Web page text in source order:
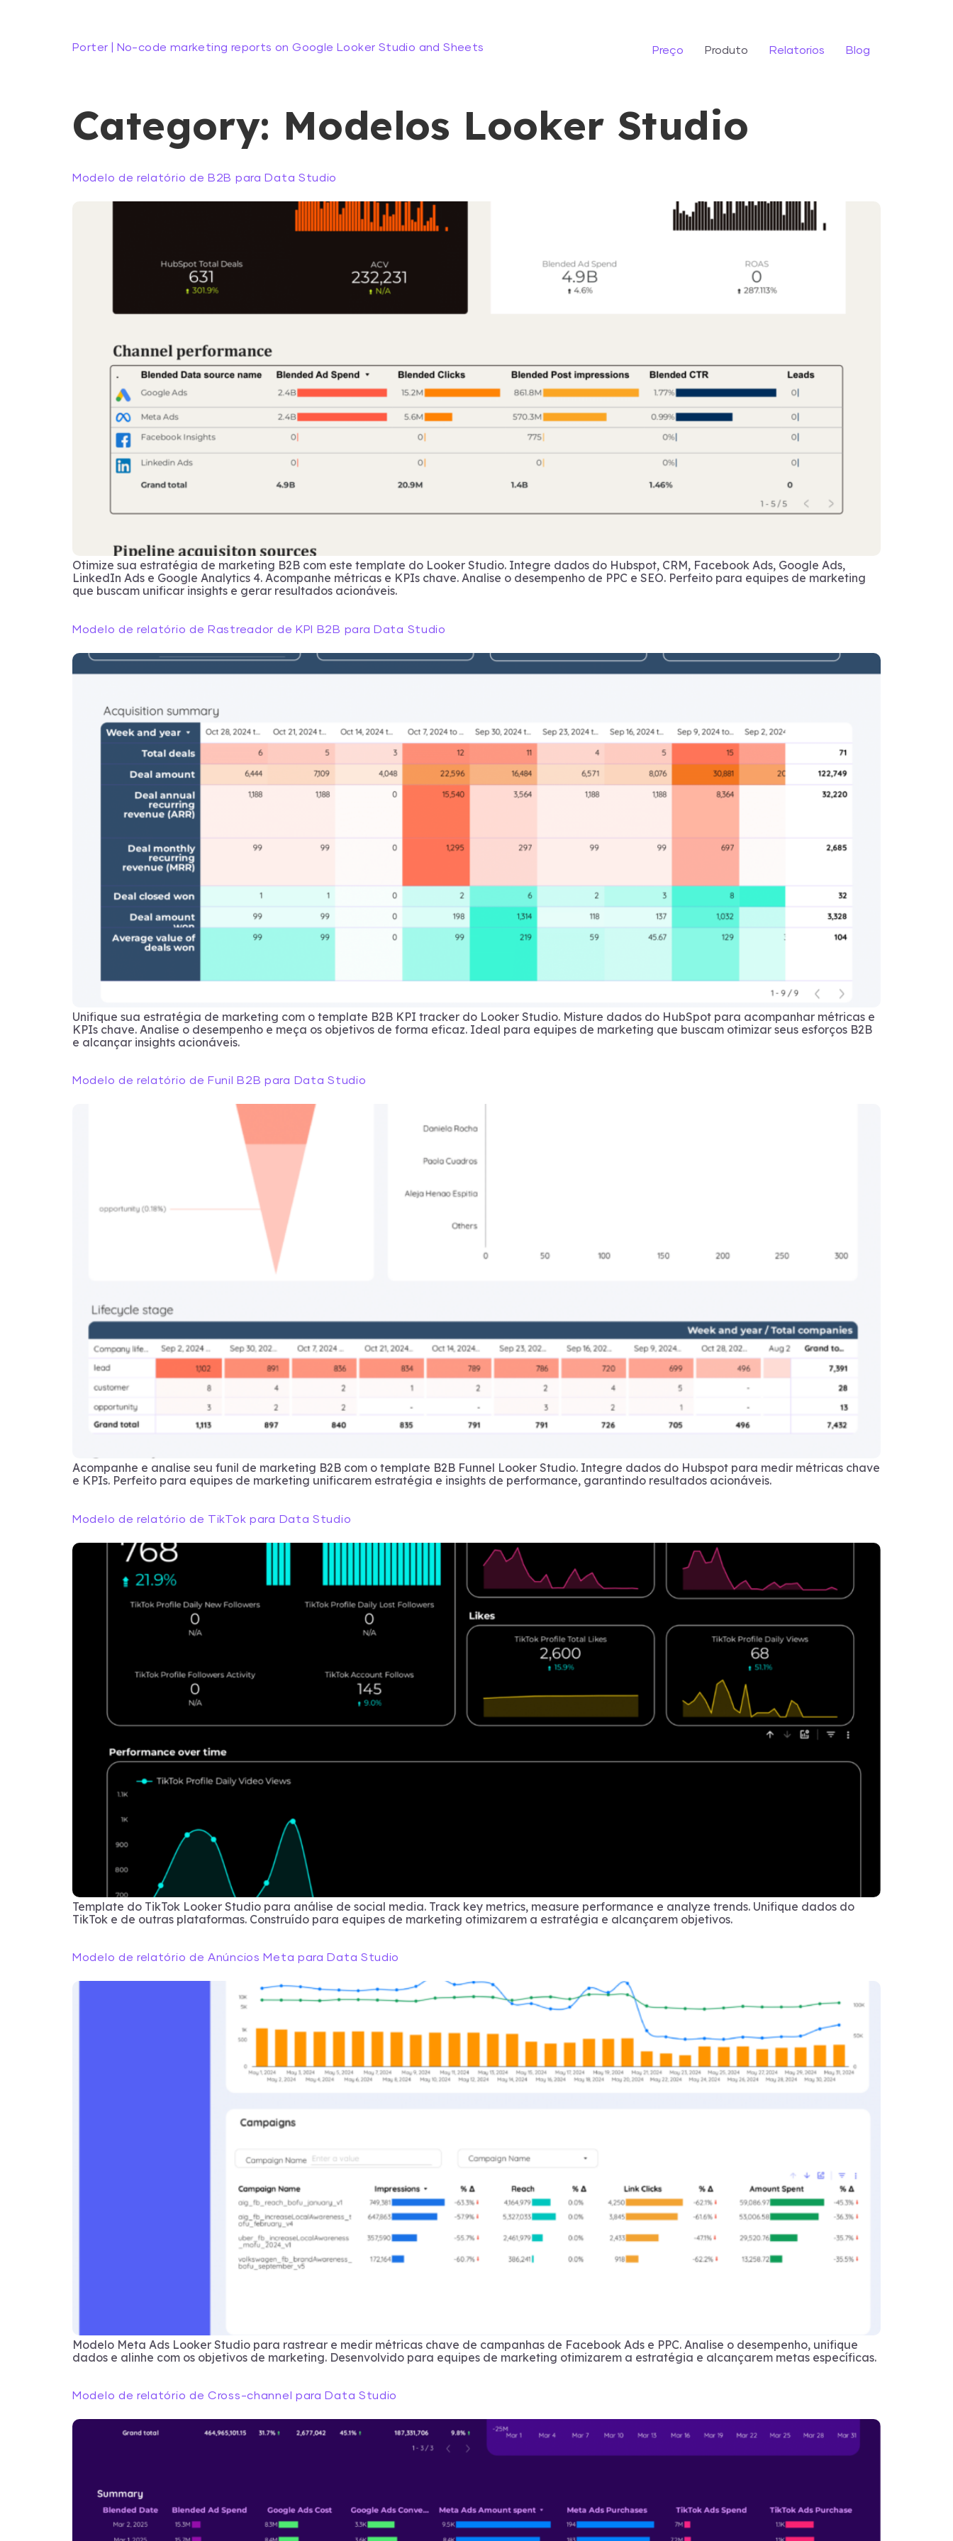
Porter | No-code marketing reports on Google Looker Studio and Sheets Preço Produto Relatorios Blog
Category: Modelos Looker Studio
Modelo de relatório de B2B para Data Studio
Otimize sua estratégia de marketing B2B com este template do Looker Studio. Integre dados do Hubspot, CRM, Facebook Ads, Google Ads,
LinkedIn Ads e Google Analytics 4. Acompanhe métricas e KPIs chave. Analise o desempenho de PPC e SEO. Perfeito para equipes de marketing
que buscam unificar insights e gerar resultados acionáveis.
Modelo de relatório de Rastreador de KPI B2B para Data Studio
Unifique sua estratégia de marketing com o template B2B KPI tracker do Looker Studio. Misture dados do HubSpot para acompanhar métricas e
KPIs chave. Analise o desempenho e meça os objetivos de forma eficaz. Ideal para equipes de marketing que buscam otimizar seus esforços B2B
e alcançar insights acionáveis.
Modelo de relatório de Funil B2B para Data Studio
Acompanhe e analise seu funil de marketing B2B com o template B2B Funnel Looker Studio. Integre dados do Hubspot para medir métricas chave
e KPIs. Perfeito para equipes de marketing unificarem estratégia e insights de performance, garantindo resultados acionáveis.
Modelo de relatório de TikTok para Data Studio
Template do TikTok Looker Studio para análise de social media. Track key metrics, measure performance e analyze trends. Unifique dados do
TikTok e de outras plataformas. Construído para equipes de marketing otimizarem a estratégia e alcançarem objetivos.
Modelo de relatório de Anúncios Meta para Data Studio
Modelo Meta Ads Looker Studio para rastrear e medir métricas chave de campanhas de Facebook Ads e PPC. Analise o desempenho, unifique
dados e alinhe com os objetivos de marketing. Desenvolvido para equipes de marketing otimizarem a estratégia e alcançarem metas específicas.
Modelo de relatório de Cross-channel para Data Studio